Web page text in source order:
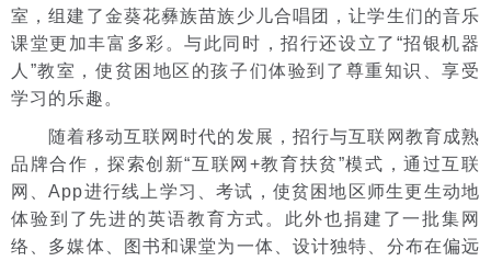
室，组建了金葵花彝族苗族少儿合唱团，让学生们的音乐
课堂更加丰富多彩。与此同时，招行还设立了“招银机器
人”教室，使贫困地区的孩子们体验到了尊重知识、享受
学习的乐趣。
随着移动互联网时代的发展，招行与互联网教育成熟
品牌合作，探索创新“互联网+教育扶贫”模式，通过互联
网、App进行线上学习、考试，使贫困地区师生更生动地
体验到了先进的英语教育方式。此外也捐建了一批集网
络、多媒体、图书和课堂为一体、设计独特、分布在偏远